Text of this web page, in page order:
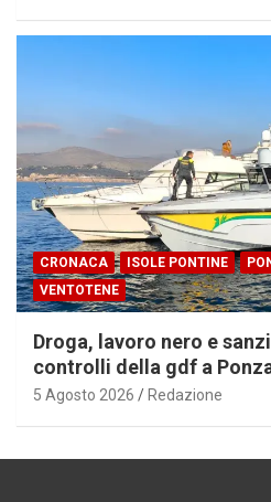
CRONACA ISOLE PONTINE
VENTOTENE
Droga, lavoro nero e
controlli della gdf a
5 Agosto 2026 Redazione